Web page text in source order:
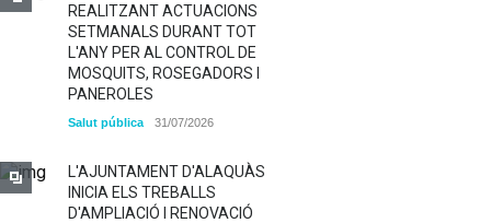
REALITZANT ACTUACIONS
SETMANALS DURANT TOT
L'ANY PER AL CONTROL DE
MOSQUITS, ROSEGADORS I
PANEROLES
Salut pública 31/07/2026
L'AJUNTAMENT D'ALAQUÀS
INICIA ELS TREBALLS
D'AMPLIACIÓ I RENOVACIÓ